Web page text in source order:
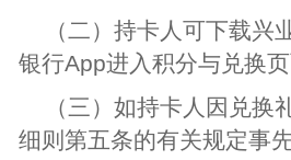
（二）持卡人可下载
银行App进入积分与兑换
（三）如持卡人因兑
细则第五条的有关规定事